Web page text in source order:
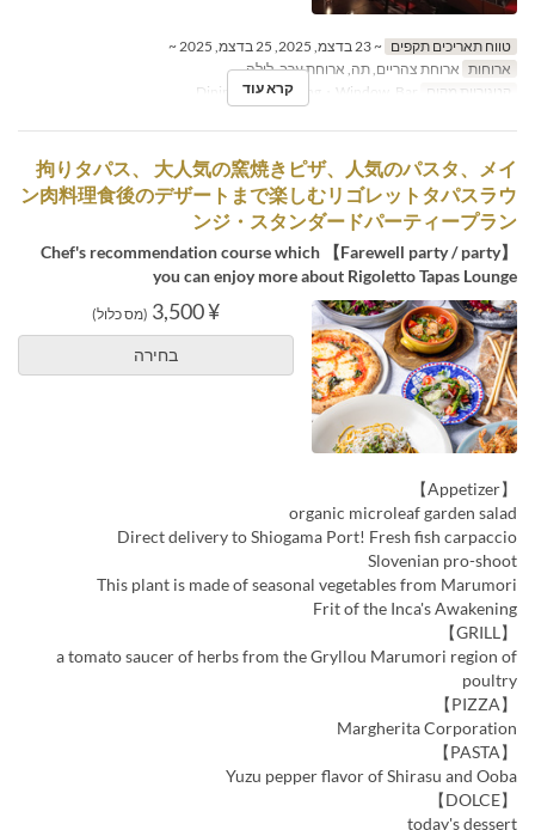
טווח תאריכים תקפים ~ 23 בדצמ, 2025, 25 בדצמ, 2025 ~
ארוחות ארוחת צהריים, תה, ארוחת ערב, לילה
קטגוריית מקום
קרא עוד
拘りタパス、 大人気の窯焼きピザ、人気のパスタ、メイ
ン肉料理食後のデザートまで楽しむリゴレットタパスラウ
ンジ・スタンダードパーティープラン
【Farewell party / party】 Chef's recommendation course which
you can enjoy more about Rigoletto Tapas Lounge
¥ 3,500 (מס כלול)
בחירה
【Appetizer】
organic microleaf garden salad
Direct delivery to Shiogama Port! Fresh fish carpaccio
Slovenian pro-shoot
This plant is made of seasonal vegetables from Marumori
Frit of the Inca's Awakening
【GRILL】
a tomato saucer of herbs from the Gryllou Marumori region of
poultry
【PIZZA】
Margherita Corporation
【PASTA】
Yuzu pepper flavor of Shirasu and Ooba
【DOLCE】
today's dessert